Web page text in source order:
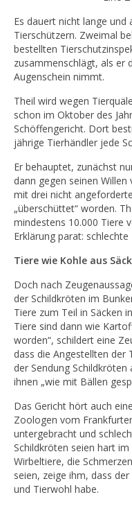
Es dauert nicht lange
Tierschützern. Zweimal
bestellten
zusammenschlägt, als er
Augenschein nimmt.
Theil wird wegen
schon im Oktober des
Schöffengericht. Dort
jährige Tierhändler jede
Er behauptet, zunächst
dann gegen seinen
mit drei nicht
„überschüttet“ worden.
mindestens 10.000 Tiere
Erklärung parat:
Tiere wie Kohle aus
Doch nach
der Schildkröten im
Tiere zum Teil in Säcken
Tiere sind dann wie
worden“, schildert eine
dass die Angestellten der
der Sendung
ihnen „wie mit Bällen
Das Gericht hört auch
Zoologen vom
untergebracht und
Schildkröten seien hart
Wirbeltiere, die
seien, zeige ihm, dass
und Tierwohl habe.